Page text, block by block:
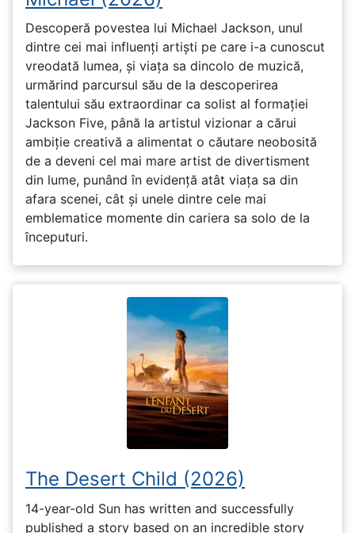
Descoperă povestea lui Michael Jackson, unul
dintre cei mai influenți artiști pe care i-a cunoscut
vreodată lumea, și viața sa dincolo de muzică,
urmărind parcursul său de la descoperirea
talentului său extraordinar ca solist al formației
Jackson Five, până la artistul vizionar a cărui
ambiție creativă a alimentat o căutare neobosită
de a deveni cel mai mare artist de divertisment
din lume, punând în evidență atât viața sa din
afara scenei, cât și unele dintre cele mai
emblematice momente din cariera sa solo de la
începuturi.
The Desert Child (2026)
14-year-old Sun has written and successfully
published a story based on an incredible story